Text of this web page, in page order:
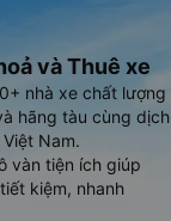
và Thuê xe
nhà xe chất lượng
hãng tàu cùng dịch
Nam.
vàn tiện ích giúp
kiệm, nhanh